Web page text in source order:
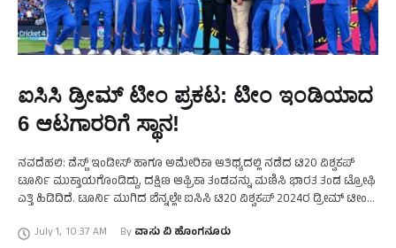
ಐಸಿಸಿ ಡ್ರೀಮ್‌ ಟೀಂ ಪ್ರಕಟ: ಟೀಂ ಇಂಡಿಯಾದ
6 ಆಟಗಾರರಿಗೆ ಸ್ಥಾನ!
ನವದೆಹಲಿ: ವೆಸ್ಟ್‌ ಇಂಡೀಸ್‌ ಹಾಗೂ ಅಮೇರಿಕಾ ಆತಿಥ್ಯದಲ್ಲಿ ನಡೆದ ಟಿ20 ವಿಶ್ವಕಪ್‌
ಟೂರ್ನಿ ಮುಕ್ತಾಯಗೊಂಡಿದ್ದು, ದಕ್ಷಿಣ ಆಫ್ರಿಕಾ ತಂಡವನ್ನು ಮಣಿಸಿ ಭಾರತ ತಂಡ ಟ್ರೋಫಿ
ಎತ್ತಿ ಹಿಡಿದಿದೆ. ಟೂರ್ನಿ ಮುಗಿದ ಬೆನ್ನಲ್ಲೇ ಐಸಿಸಿ ಟಿ20 ವಿಶ್ವಕಪ್‌ 2024ರ ಡ್ರೀಮ್‌ ಟೀಂ
July 1, 10:37 AM By ವಾಸು ವಿ ಹೊಂಗನೂರು